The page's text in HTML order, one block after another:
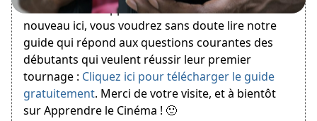
Bienvenue sur Apprendre le Cinéma ! Si vous êtes
nouveau ici, vous voudrez sans doute lire notre
guide qui répond aux questions courantes des
débutants qui veulent réussir leur premier
tournage : Cliquez ici pour télécharger le guide
gratuitement. Merci de votre visite, et à bientôt
sur Apprendre le Cinéma ! 🙂